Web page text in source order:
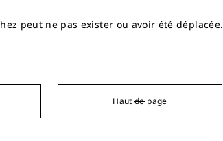
peut ne pas exister ou avoir été déplacée.
Haut de page